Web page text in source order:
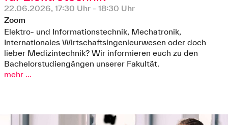
22.06.2026, 17:30 Uhr - 18:30 Uhr
Zoom
Elektro- und Informationstechnik, Mechatronik,
Internationales Wirtschaftsingenieurwesen oder doch
lieber Medizintechnik? Wir informieren euch zu den
Bachelorstudiengängen unserer Fakultät.
mehr ...